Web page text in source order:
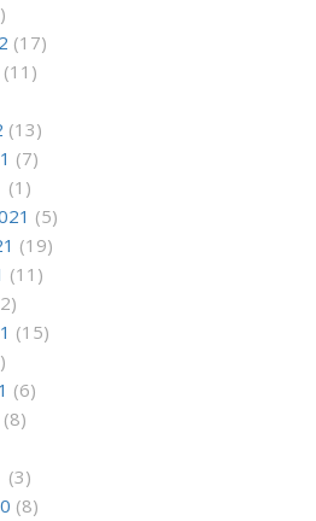
(17)
(11)
(13)
(7)
(1)
(5)
(19)
(11)
(15)
(6)
(8)
(3)
(8)